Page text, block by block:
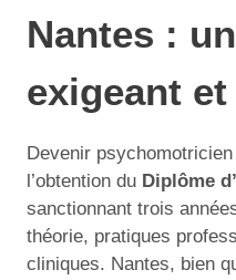
Nantes :
exigeant
Devenir
l’obtention du Diplôme
sanctionnant trois
théorie, pratiques
cliniques. Nantes, bien